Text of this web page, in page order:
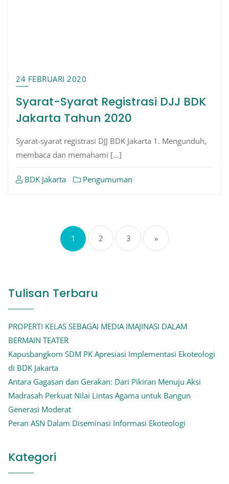
24 FEBRUARI 2020
Syarat-Syarat Registrasi DJJ BDK
Jakarta Tahun 2020
Syarat-syarat registrasi DJJ BDK Jakarta 1. Mengunduh,
membaca dan memahami […]
BDK Jakarta Pengumuman
Paginasi
pos
1 2 3 »
Tulisan Terbaru
PROPERTI KELAS SEBAGAI MEDIA IMAJINASI DALAM
BERMAIN TEATER
Kapusbangkom SDM PK Apresiasi Implementasi Ekoteologi
di BDK Jakarta
Antara Gagasan dan Gerakan: Dari Pikiran Menuju Aksi
Madrasah Perkuat Nilai Lintas Agama untuk Bangun
Generasi Moderat
Peran ASN Dalam Diseminasi Informasi Ekoteologi
Kategori